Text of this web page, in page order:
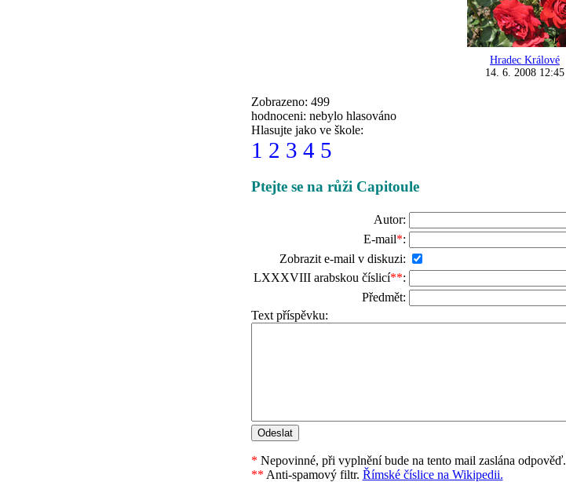
Hradec Králové
14. 6. 2008 12:45
Zobrazeno: 499
hodnoceni: nebylo hlasováno
Hlasujte jako ve škole:
1 2 3 4 5
Ptejte se na růži Capitoule
Autor:
E-mail*:
Zobrazit e-mail v diskuzi:
LXXXVIII arabskou číslicí**:
Předmět:
Text příspěvku:
* Nepovinné, při vyplnění bude na tento mail zaslána odpověď.
** Anti-spamový filtr. Římské číslice na Wikipedii.